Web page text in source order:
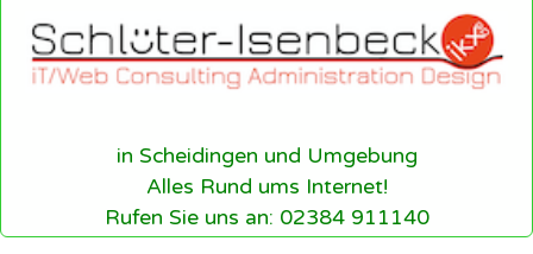
in Scheidingen und Umgebung
Alles Rund ums Internet!
Rufen Sie uns an: 02384 911140